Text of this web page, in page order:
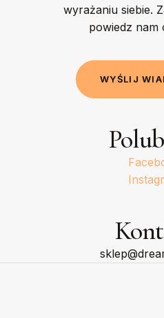
wyrażaniu siebie.
powiedz nam
WYŚLI J WIA